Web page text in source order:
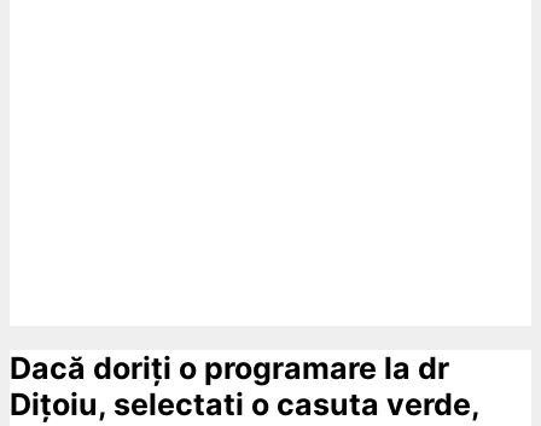
Dacă doriți o programare la dr
Dițoiu, selectati o casuta verde,